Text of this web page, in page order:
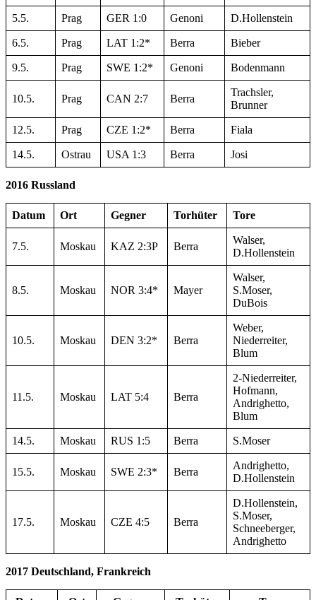
5.5. Prag GER 1:0 Genoni D.Hollenstein
6.5. Prag LAT 1:2* Berra Bieber
9.5. Prag SWE 1:2* Genoni Bodenmann
10.5. Prag CAN 2:7 Berra
Trachsler,
Brunner
12.5. Prag CZE 1:2* Berra Fiala
14.5. Ostrau USA 1:3 Berra Josi
2016 Russland
Datum Ort Gegner Torhüter Tore
7.5. Moskau KAZ 2:3P Berra
Walser,
D.Hollenstein
8.5. Moskau NOR 3:4* Mayer
Walser,
S.Moser,
DuBois
10.5. Moskau DEN 3:2* Berra
Weber,
Niederreiter,
Blum
11.5. Moskau LAT 5:4 Berra
2-Niederreiter,
Hofmann,
Andrighetto,
Blum
14.5. Moskau RUS 1:5 Berra S.Moser
15.5. Moskau SWE 2:3* Berra
Andrighetto,
D.Hollenstein
17.5. Moskau CZE 4:5 Berra
D.Hollenstein,
S.Moser,
Schneeberger,
Andrighetto
2017 Deutschland, Frankreich